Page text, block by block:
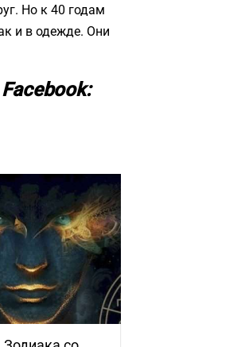
Но к 40 годам
и в одежде. Они